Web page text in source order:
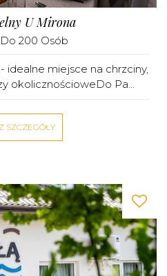
U Mirona
200 Osób
idealne miejsce na chrzciny,
okolicznościoweDo Pa...
SZCZEGÓŁY